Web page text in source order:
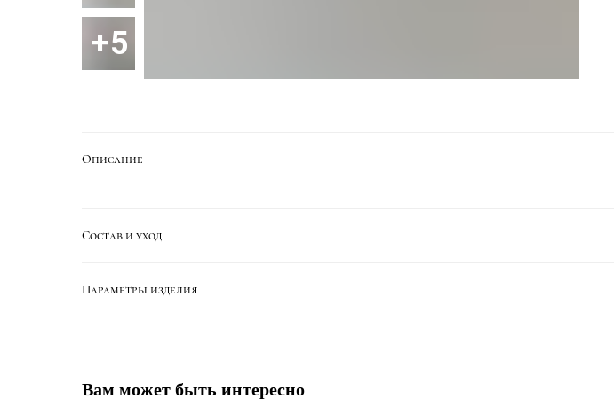
Описание
Состав и уход
Параметры изделия
Вам может быть интересно